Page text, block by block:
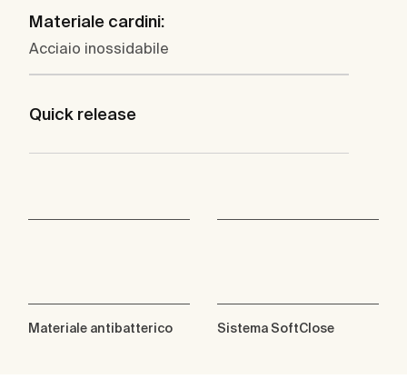
Materiale cardini:
Acciaio inossidabile
Quick release
Materiale antibatterico Sistema SoftClose